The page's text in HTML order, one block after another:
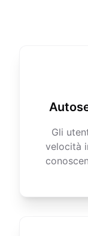
Gli
velocità